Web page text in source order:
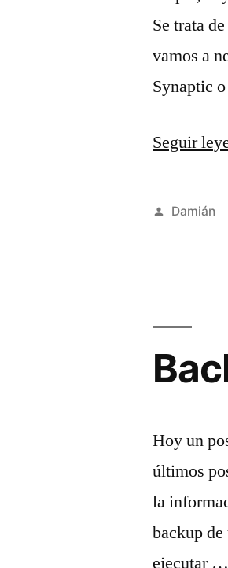
Se trata
vamos a
Synaptic
Seguir
Publicado
Damián
Hoy un
últimos
la
backup
ejecutar …